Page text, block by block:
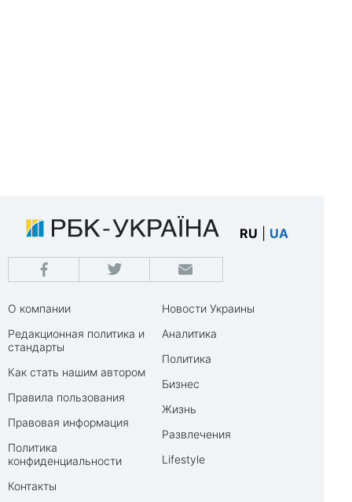
RU UA
О компании
Редакционная политика и
стандарты
Как стать нашим автором
Правила пользования
Правовая информация
Политика
конфиденциальности
Контакты
Новости Украины
Аналитика
Политика
Бизнес
Жизнь
Развлечения
Lifestyle